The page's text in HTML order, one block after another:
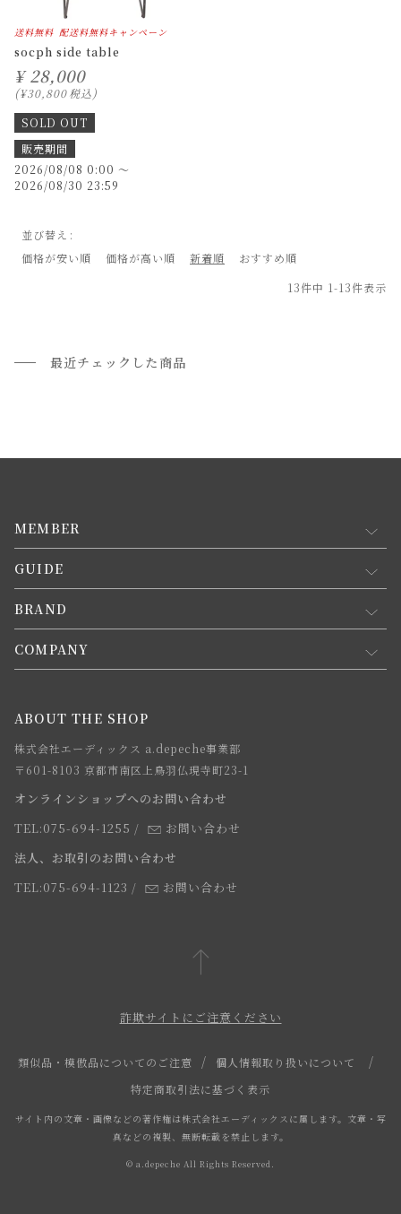
送料無料 配送料無料キャンペーン
socph side table
¥ 28,000
¥30,800税込
SOLD OUT
販売期間
2026/08/08 0:00 〜
2026/08/30 23:59
並び替え
価格が安い順
価格が高い順 新着順
おすすめ順
13件中 1-13件表示
最近チェックした商品
MEMBER
マイページ
新規会員登録
会員規約について
GUIDE
お買い物ガイド
会員登録について
お支払方法について
お届けについて
よくあるご質問
BRAND
コンセプト
webカタログ
COMPANY
店舗一覧
求人情報
法人のお客様
スタッフ
ABOUT THE SHOP
株式会社エーディックス a.depeche事業部
〒601-8103 京都市南区上鳥羽仏現寺町23-1
オンラインショップへのお問い合わせ
TEL:075-694-1255 /
お問い合わせ
法人、お取引のお問い合わせ
TEL:075-694-1123 / お問い合わせ
詐欺サイトにご注意ください
類似品・模倣品についてのご注意
個人情報取り扱いについて
特定商取引法に基づく表示
サイト内の文章・画像などの著作権は株式会社エーディックスに属します。文章・写
真などの複製、無断転載を禁止します。
© a.depeche All Rights Reserved.